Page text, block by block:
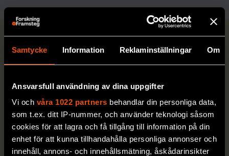
Samtycke Information Reklaminställningar Om
Ansvarsfull användning av dina uppgifter
Vi och våra 1022 partners behandlar din personliga data,
som t.ex. ditt IP-nummer, och använder teknologi såsom
cookies för att lagra och få tillgång till information på din
enhet för att kunna tillhandahålla personliga annonser och
innehåll, annons- och innehållsmätning, åskådarinsikter
FRÅGOR + SVAR
Varför kliar
Vad får